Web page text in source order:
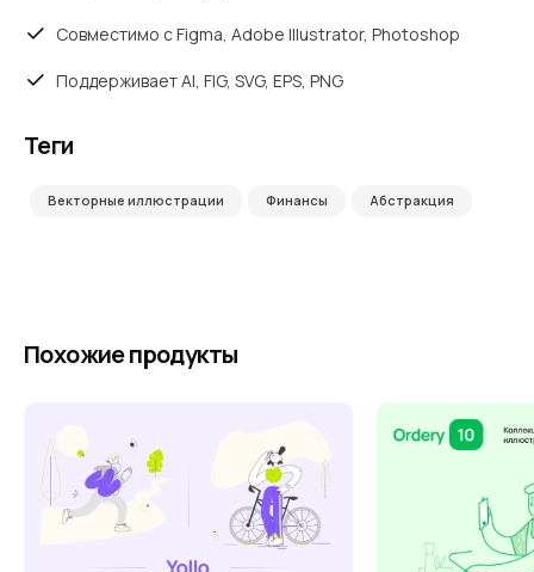
Совместимо с Figma, Adobe Illustrator, Photoshop
Поддерживает AI, FIG, SVG, EPS, PNG
Теги
Векторные иллюстрации Финансы Абстракция
Похожие продукты